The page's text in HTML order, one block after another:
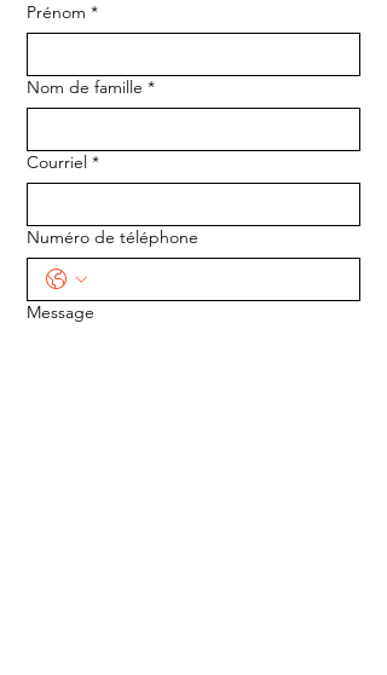
Prénom *
Nom de famille *
Courriel *
Numéro de téléphone
Message